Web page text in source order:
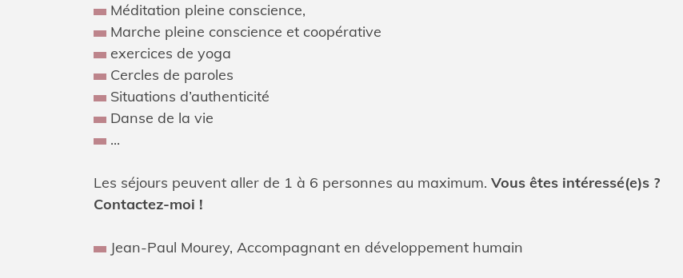
Méditation pleine conscience,
Marche pleine conscience et coopérative
exercices de yoga
Cercles de paroles
Situations d’authenticité
Danse de la vie
...
Les séjours peuvent aller de 1 à 6 personnes au maximum. Vous êtes intéressé(e)s ?
Contactez-moi !
Jean-Paul Mourey, Accompagnant en développement humain